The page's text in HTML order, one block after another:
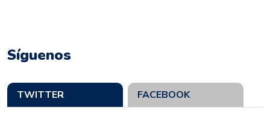
Síguenos
TWITTER FACEBOOK